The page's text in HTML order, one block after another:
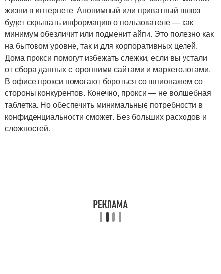
жизни в интернете. Анонимный или приватный шлюз
будет скрывать информацию о пользователе — как
минимум обезличит или подменит айпи. Это полезно как
на бытовом уровне, так и для корпоративных целей.
Дома прокси помогут избежать слежки, если вы устали
от сбора данных сторонними сайтами и маркетологами.
В офисе прокси помогают бороться со шпионажем со
стороны конкурентов. Конечно, прокси — не волшебная
таблетка. Но обеспечить минимальные потребности в
конфиденциальности сможет. Без больших расходов и
сложностей.